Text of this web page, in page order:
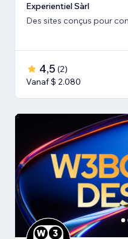
Experientiel Sàrl
Des sites conçus pour
4,5 (2)
Vanaf $ 2.080